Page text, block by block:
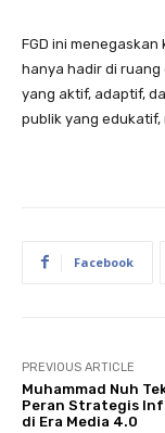
FGD ini
hanya hadir di
yang aktif, adaptif,
publik yang edukatif,
Facebook
PREVIOUS ARTICLE
Muhammad Nuh
Peran Strategis
di Era Media 4.0